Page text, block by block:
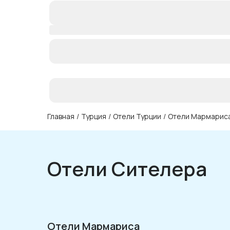
Главная / Турция / Отели Турции / Отели
Отели Сителера
Отели Мармариса